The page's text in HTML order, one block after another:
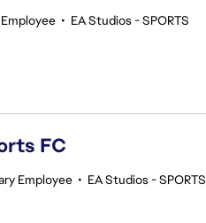
• EA Studios - SPORTS
FC
Employee • EA Studios - SPORTS